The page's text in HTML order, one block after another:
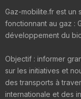
Gaz-mobilite.fr est un
fonctionnant au gaz :
développement du
Objectif : informer
sur les initiatives et
des transports à
internationale et des